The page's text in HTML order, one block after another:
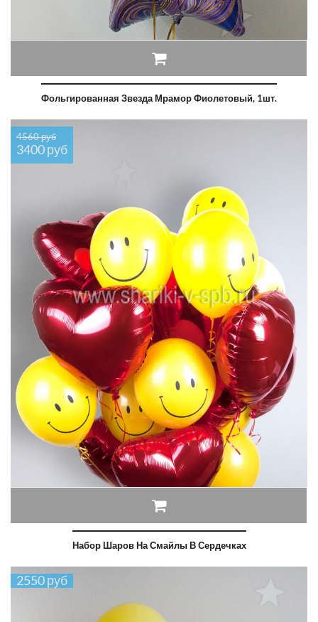
Фольгированная Звезда Мрамор Фиолетовый, 1шт.
4560 руб
3400 руб
Набор Шаров На Смайлы В Сердечках
2550 руб